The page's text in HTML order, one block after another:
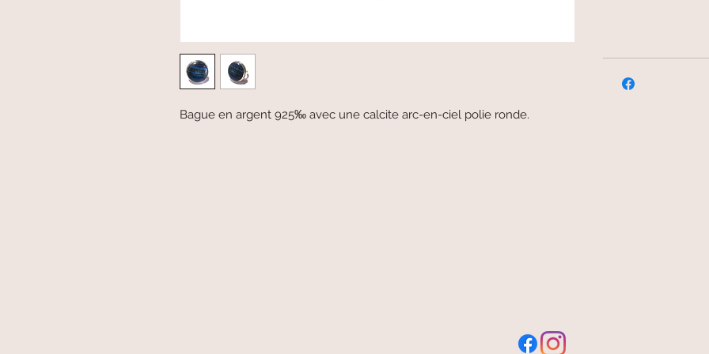
Bague en argent 925‰ avec une calcite arc-en-ciel polie ronde.